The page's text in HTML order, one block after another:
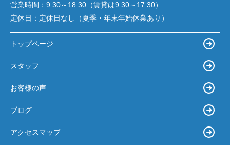
営業時間： 9:30～18:30（賃貸は9:30～17:30）
定休日： 定休日なし（夏季・年末年始休業あり）
トップページ
スタッフ
お客様の声
ブログ
アクセスマップ